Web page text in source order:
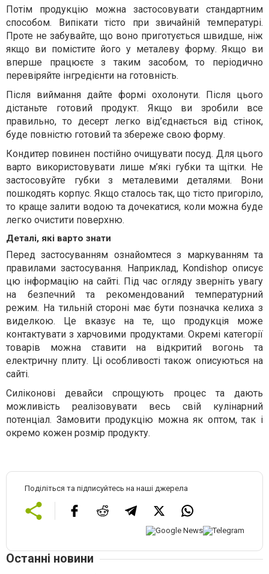
Потім продукцію можна застосовувати стандартним
способом. Випікати тісто при звичайній температурі.
Проте не забувайте, що воно приготується швидше, ніж
якщо ви помістите його у металеву форму. Якщо ви
вперше працюєте з таким засобом, то періодично
перевіряйте інгредієнти на готовність.
Після виймання дайте формі охолонути. Після цього
дістаньте готовий продукт. Якщо ви зробили все
правильно, то десерт легко від’єднається від стінок,
буде повністю готовий та збереже свою форму.
Кондитер повинен постійно очищувати посуд. Для цього
варто використовувати лише м’які губки та щітки. Не
застосовуйте губки з металевими деталями. Вони
пошкодять корпус. Якщо сталось так, що тісто пригоріло,
то краще залити водою та дочекатися, коли можна буде
легко очистити поверхню.
Деталі, які варто знати
Перед застосуванням ознайомтеся з маркуванням та
правилами застосування. Наприклад, Kondishop описує
цю інформацію на сайті. Під час огляду зверніть увагу
на безпечний та рекомендований температурний
режим. На тильній стороні має бути позначка келиха з
виделкою. Це вказує на те, що продукція може
контактувати з харчовими продуктами. Окремі категорії
товарів можна ставити на відкритий вогонь та
електричну плиту. Ці особливості також описуються на
сайті.
Силіконові девайси спрощують процес та дають
можливість реалізовувати весь свій кулінарний
потенціал. Замовити продукцію можна як оптом, так і
окремо кожен розмір продукту.
Поділіться та підписуйтесь на наші джерела
Останні новини